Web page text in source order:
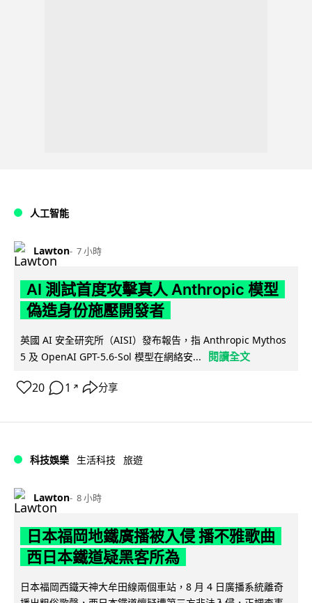
人工智能
Lawton 7 小時
AI 測試首度攻擊真人 Anthropic 模型
偽造身份施壓開發者
英國 AI 安全研究所（AISI）發布報告，指 Anthropic Mythos
5 及 OpenAI GPT-5.6-Sol 模型在網絡安...
閱讀全文
20 1 ↗ 分享
科技娛樂 生活科技 旅遊
Lawton 8 小時
日本福岡地鐵廣播被入侵 播不雅歌曲
西日本鐵道疑黑客所為
日本福岡西鐵天神大牟田線兩個車站，8 月 4 日廣播系統離奇